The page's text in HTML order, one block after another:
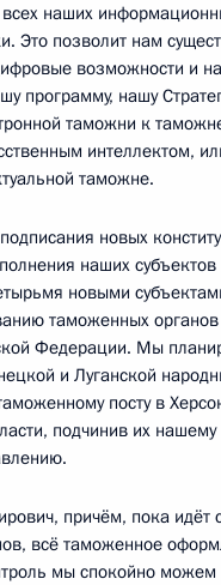
наших
Это позволит нам
возможности и
программу, нашу
таможни к
интеллектом,
таможне.
новых
наших субъектов
новыми
таможенных
Федерации. Мы
и Луганской
посту в
подчинив их
причём, пока идёт
всё таможенное
мы спокойно можем